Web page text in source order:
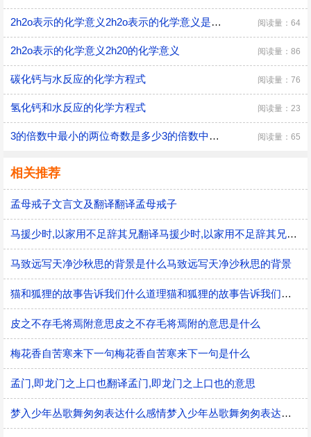
2h2o表示的化学意义2h2o表示的化学意义是什么 阅读量：64
2h2o表示的化学意义2h20的化学意义 阅读量：86
碳化钙与水反应的化学方程式 阅读量：76
氢化钙和水反应的化学方程式 阅读量：23
3的倍数中最小的两位奇数是多少3的倍数中最小的两位奇数 阅读量：65
相关推荐
孟母戒子文言文及翻译翻译孟母戒子
马援少时,以家用不足辞其兄翻译马援少时,以家用不足辞其兄的意思
马致远写天净沙秋思的背景是什么马致远写天净沙秋思的背景
猫和狐狸的故事告诉我们什么道理猫和狐狸的故事告诉我们的道理
皮之不存毛将焉附意思皮之不存毛将焉附的意思是什么
梅花香自苦寒来下一句梅花香自苦寒来下一句是什么
孟门,即龙门之上口也翻译孟门,即龙门之上口也的意思
梦入少年丛歌舞匆匆表达什么感情梦入少年丛歌舞匆匆表达的感情